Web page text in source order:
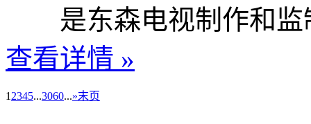
是东森电视制作和监
查看详情 »
1 2345...3060...»末页